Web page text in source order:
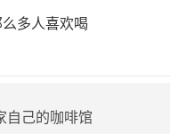
多人喜欢喝
自己的咖啡馆